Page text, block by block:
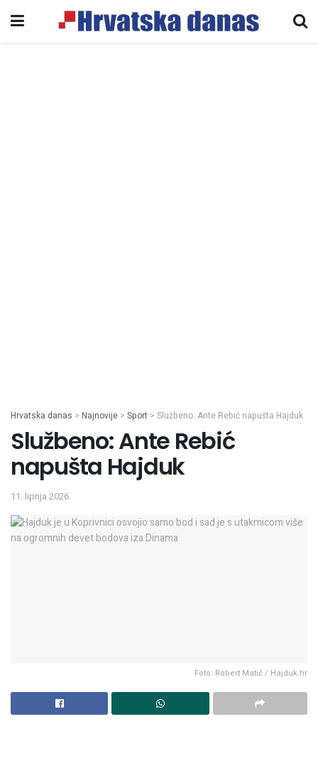
Hrvatska danas > Najnovije > Sport > Službeno: Ante Rebić napušta Hajduk
Službeno: Ante Rebić
napušta Hajduk
11. lipnja 2026.
Foto: Robert Matić / Hajduk.hr